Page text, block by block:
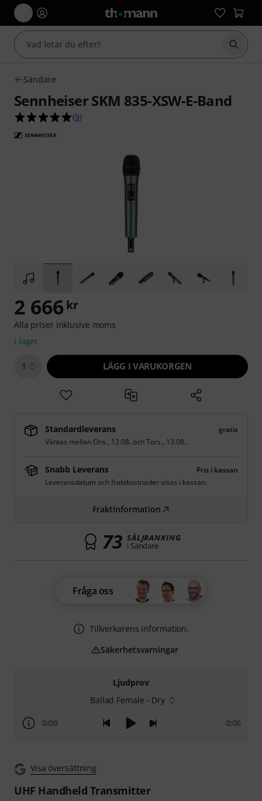
Börja
Sändare
Sennheiser SKM 835-XSW-E-Band
4.9 av 5 stjärnor från 9 kundbetyg
(9)
Ljudprov
Ballad Female - Dry
0:00 0:00
Visa översättning
UHF Handheld Transmitter
2 666 kr
Alla priser inklusive moms
i lager
1 LÄGG I VARUKORGEN
Standardleverans
gratis
Väntas mellan Ons., 12.08. ochTors., 13.08..
Snabb Leverans
Pris i kassan
Leveransdatum och fraktkostnader visas i kassan.
Fraktinformation
73 SÄLJRANKING
i Sändare
Fråga oss
Tillverkarens information.
Säkerhetsvarningar